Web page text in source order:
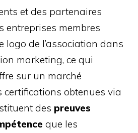
et des partenaires
entreprises membres
logo de l’association dans
marketing, ce qui
sur un marché
certifications obtenues via
des preuves
que les